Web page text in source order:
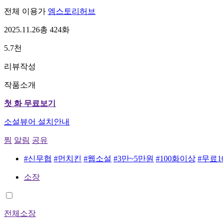
전체 이용가 엠스토리허브
2025.11.26총 424화
5.7천
리뷰작성
작품소개
첫 화 무료보기
소설뷰어 설치안내
찜 알림 공유
#신무협 #먼치킨 #웹소설 #3만~5만원 #100화이상 #무료
소장
전체소장